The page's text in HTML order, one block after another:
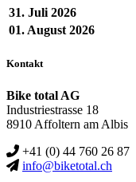
31. Juli 2026
01. August 2026
Kontakt
Bike total AG
Industriestrasse 18
8910 Affoltern am Albis
+41 (0) 44 760 26 87
info@biketotal.ch